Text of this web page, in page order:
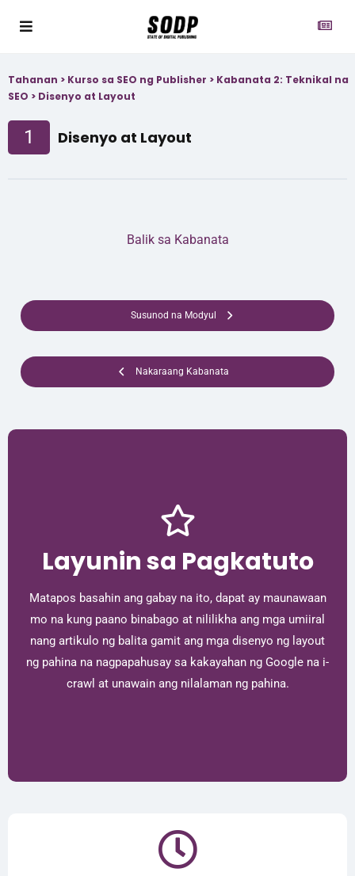
Tahanan > Kurso sa SEO ng Publisher > Kabanata 2: Teknikal na
SEO > Disenyo at Layout
1 Disenyo at Layout
Nakaraang Kabanata
Balik sa Kabanata
Susunod na Modyul
Layunin sa Pagkatuto
Matapos basahin ang gabay na ito, dapat ay maunawaan
mo na kung paano binabago at nililikha ang mga umiiral
nang artikulo ng balita gamit ang mga disenyo ng layout
ng pahina na nagpapahusay sa kakayahan ng Google na i-
crawl at unawain ang nilalaman ng pahina.